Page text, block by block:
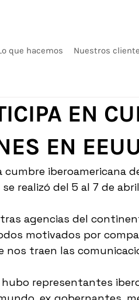
que hacemos Nuestros
EN
EN
iberoamericana
realizó del 5 al 7 de
agencias del
motivados por
traen las
representantes